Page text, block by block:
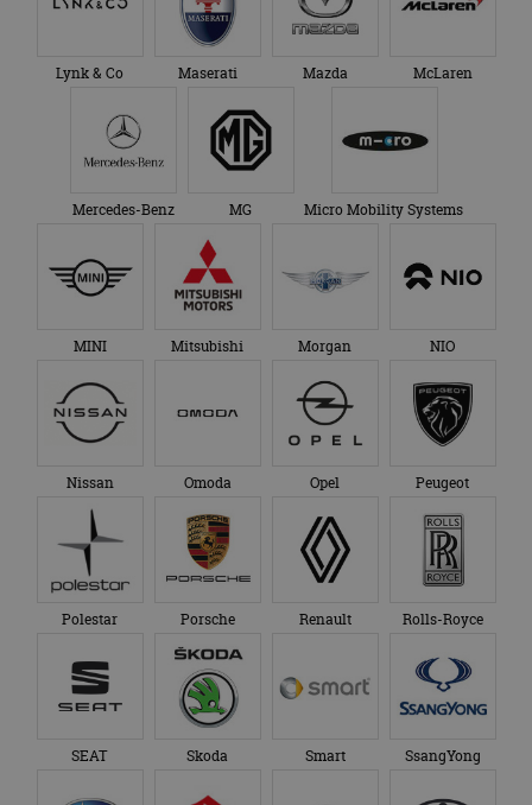
Lynk & Co Maserati Mazda McLaren
Mercedes-Benz MG Micro Mobility Systems
MINI Mitsubishi Morgan NIO
Nissan Omoda Opel Peugeot
Polestar Porsche Renault Rolls-Royce
SEAT Skoda Smart SsangYong